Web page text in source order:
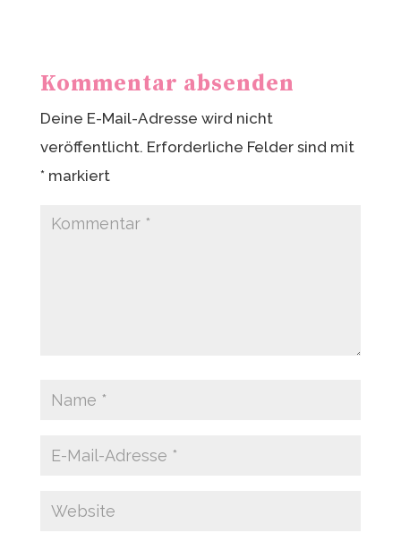
st
Kommentar absenden
Deine E-Mail-Adresse wird nicht
veröffentlicht. Erforderliche Felder sind mit
*markiert